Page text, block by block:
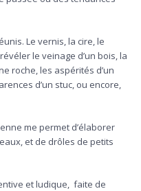
Le vernis, la cire, le
le veinage d’un bois, la
roche, les aspérités d’un
d’un stuc, ou encore,
me permet d’élaborer
et de drôles de petits
et ludique, faite de